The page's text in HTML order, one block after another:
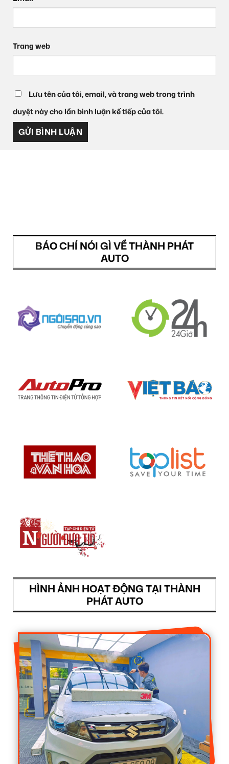
Trang web
Lưu tên của tôi, email, và trang web trong trình
duyệt này cho lần bình luận kế tiếp của tôi.
BÁO CHÍ NÓI GÌ VỀ THÀNH PHÁT
AUTO
HÌNH ẢNH HOẠT ĐỘNG TẠI THÀNH
PHÁT AUTO